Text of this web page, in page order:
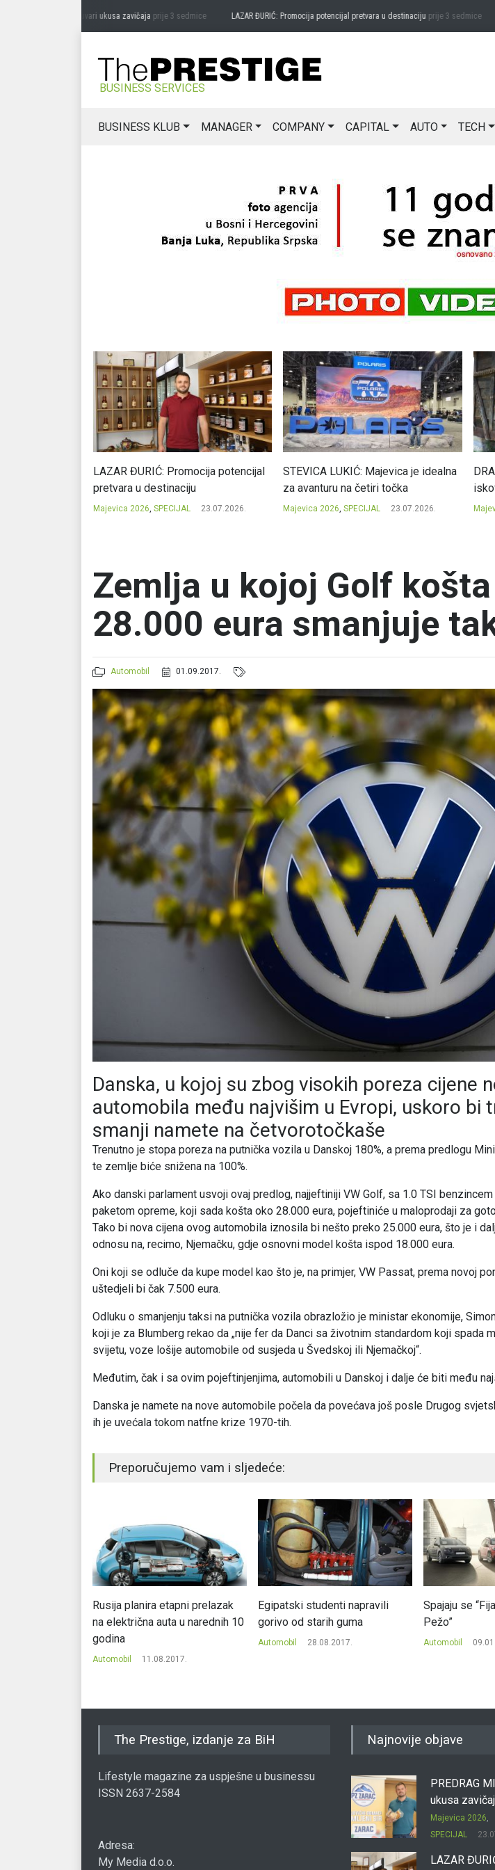
MIĆANOVIĆ: Čuvari ukusa zavičajaprije 3 sedmice LAZAR ĐURIĆ: Promocija potencijal pretvara u destinacijuprije 3 sedmice
BUSINESS SERVICES
BUSINESS KLUB MANAGER COMPANY CAPITAL AUTO TECH
LAZAR ĐURIĆ: Promocija potencijal
pretvara u destinaciju
Majevica 2026, SPECIJAL 23.07.2026.
STEVICA LUKIĆ: Majevica je idealna
za avanturu na četiri točka
Majevica 2026, SPECIJAL 23.07.2026.
Zemlja u kojoj Golf
28.000 eura smanjuje
Automobil 01.09.2017.
Danska, u kojoj su zbog visokih poreza cijene
automobila među najvišim u Evropi, uskoro bi
smanji namete na četvorotočkaše
Trenutno je stopa poreza na putnička vozila u Danskoj 180%, a prema predlogu
te zemlje biće snižena na 100%.
Ako danski parlament usvoji ovaj predlog, najjeftiniji VW Golf, sa 1.0 TSI
paketom opreme, koji sada košta oko 28.000 eura, pojeftiniće u maloprodaji za
Tako bi nova cijena ovog automobila iznosila bi nešto preko 25.000 eura, što je i
odnosu na, recimo, Njemačku, gdje osnovni model košta ispod 18.000 eura.
Oni koji se odluče da kupe model kao što je, na primjer, VW Passat, prema novoj
uštedjeli bi čak 7.500 eura.
Odluku o smanjenju taksi na putnička vozila obrazložio je ministar ekonomije,
koji je za Blumberg rekao da „nije fer da Danci sa životnim standardom koji spada
svijetu, voze lošije automobile od susjeda u Švedskoj ili Njemačkoj“.
Međutim, čak i sa ovim pojeftinjenjima, automobili u Danskoj i dalje će biti među
Danska je namete na nove automobile počela da povećava još posle Drugog
ih je uvećala tokom natfne krize 1970-tih.
Preporučujemo vam i sljedeće:
Rusija planira etapni prelazak
na električna auta u narednih 10
godina
Automobil 11.08.2017.
Egipatski studenti napravili
gorivo od starih guma
Automobil 28.08.2017.
Spajaju se
Pežo”
Automobil
The Prestige, izdanje za BiH
Lifestyle magazine za uspješne u businessu
ISSN 2637-2584
Adresa:
My Media d.o.o.
Najnovije objave
PREDRAG
ukusa
Majevica 2026
SPECIJAL
LAZAR